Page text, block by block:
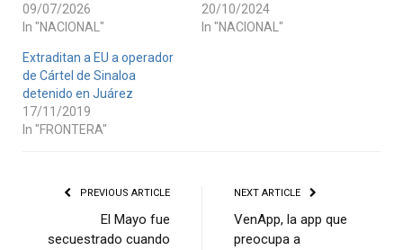
09/07/2026
In "NACIONAL"
20/10/2024
In "NACIONAL"
Extraditan a EU a operador
de Cártel de Sinaloa
detenido en Juárez
17/11/2019
In "FRONTERA"
PREVIOUS ARTICLE
El Mayo fue
secuestrado cuando
NEXT ARTICLE
VenApp, la app que
preocupa a